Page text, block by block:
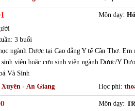
Môn dạy:
3 buổi
ngành Dược tại Cao đẳng Y tế Cần Thơ.
viên hoặc cựu sinh viên ngành Dược/Y
Và Sinh
- An Giang Học phí:
Môn dạy: